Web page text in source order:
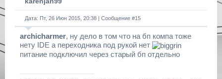
Дата: Пт, 26 Июн 2015, 20:38 | Сообщение #15
archicharmer, ну дело в том что на бп компа тоже
нету IDE а переходника под рукой нет
питание подключил через старый бп отдельно